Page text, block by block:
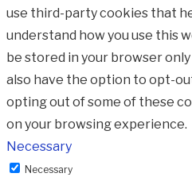
use third-party cookies that
understand how you use this
be stored in your browser
also have the option to opt-
opting out of some of these
on your browsing experience.
Necessary
Necessary